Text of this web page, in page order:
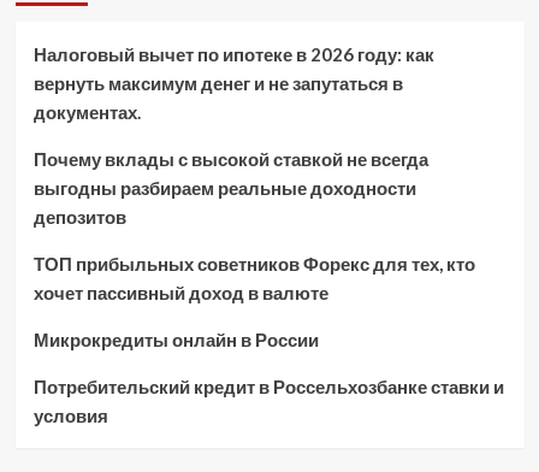
Налоговый вычет по ипотеке в 2026 году: как
вернуть максимум денег и не запутаться в
документах.
Почему вклады с высокой ставкой не всегда
выгодны разбираем реальные доходности
депозитов
ТОП прибыльных советников Форекс для тех, кто
хочет пассивный доход в валюте
Микрокредиты онлайн в России
Потребительский кредит в Россельхозбанке ставки и
условия